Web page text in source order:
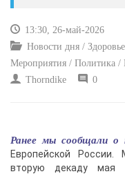
13:30, 26-май-2026
Новости дня /
Мероприятия /
Thorndike
0
Ранее мы сообщали о
Европейской
вторую декаду мая